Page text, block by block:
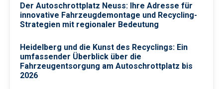
Der Autoschrottplatz Neuss: Ihre Adresse für
innovative Fahrzeugdemontage und Recycling-
Strategien mit regionaler Bedeutung
Heidelberg und die Kunst des Recyclings: Ein
umfassender Überblick über die
Fahrzeugentsorgung am Autoschrottplatz bis
2026